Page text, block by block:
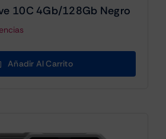
10C 4Gb/128Gb Negro
Añadir Al Carrito